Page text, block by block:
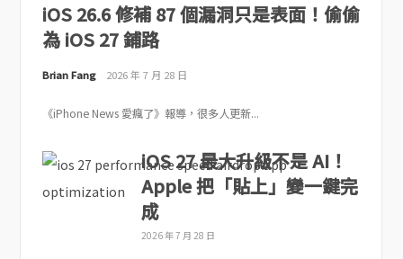
iOS 26.6 修補 87 個漏洞只是表面！偷偷
為 iOS 27 鋪路
Brian Fang 2026 年 7 月 28 日
《iPhone News 愛瘋了》報導，很多人更新...
iOS 27 最大升級不是 AI！
Apple 把「貼上」變一鍵完
成
2026 年 7 月 28 日